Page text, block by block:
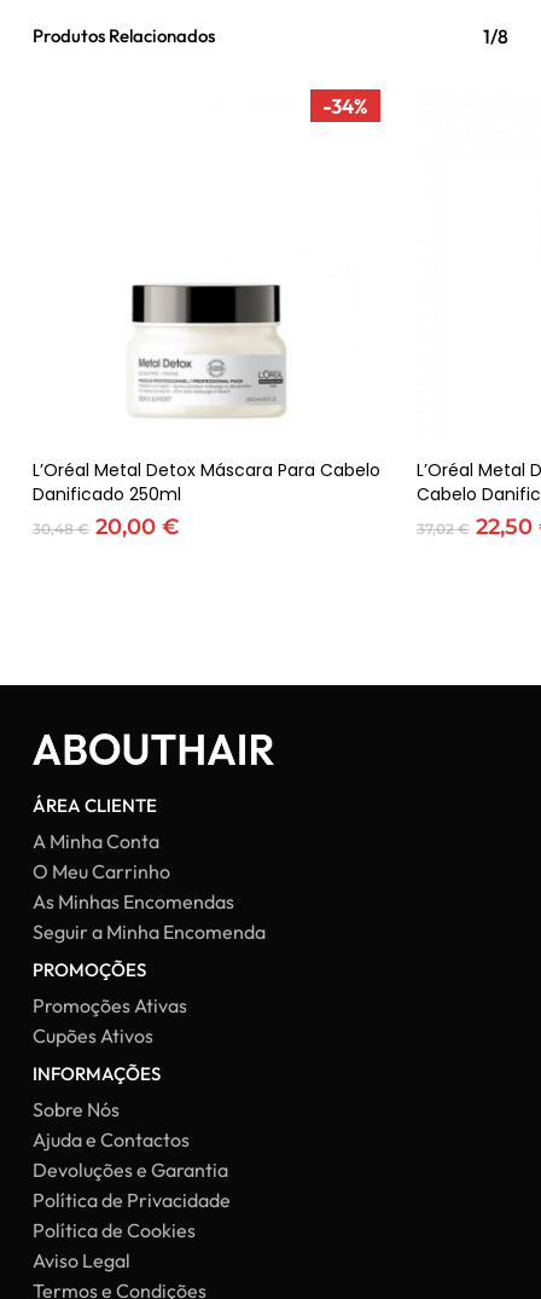
Produtos Relacionados 1/8
-34%
Adicionar
L’Oréal Metal Detox Máscara Para Cabelo
Danificado 250ml
30,48€ O
20,00 €O
L’Oréal Metal
Cabelo
37,02€ O
22,50
ÁREA CLIENTE
A Minha Conta
O Meu Carrinho
As Minhas Encomendas
Seguir a Minha Encomenda
PROMOÇÕES
Promoções Ativas
Cupões Ativos
INFORMAÇÕES
Sobre Nós
Ajuda e Contactos
Devoluções e Garantia
Política de Privacidade
Política de Cookies
Aviso Legal
Termos e Condições